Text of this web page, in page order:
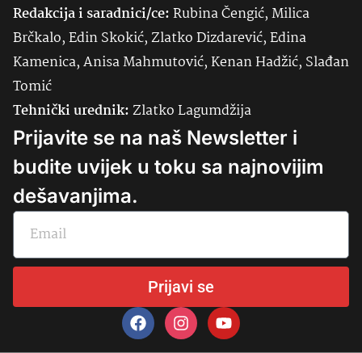
Redakcija i saradnici/ce:Rubina Čengić, Milica
Brčkalo, Edin Skokić, Zlatko Dizdarević, Edina
Kamenica, Anisa Mahmutović, Kenan Hadžić, Slađan
Tomić
Tehnički urednik:Zlatko Lagumdžija
Prijavite se na naš Newsletter i
budite uvijek u toku sa najnovijim
dešavanjima.
Prijavi se